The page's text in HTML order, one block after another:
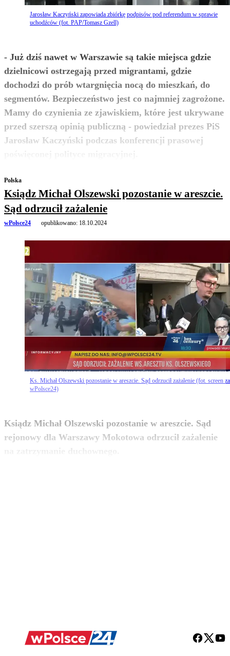
Jarosław Kaczyński zapowiada zbiórkę podpisów pod referendum w sprawie
uchodźców (fot. PAP/Tomasz Gzell)
- Już dziś nawet w Warszawie są takie miejsca gdzie
dzielnicowi ostrzegają przed migrantami, gdzie
dochodzi do prób wtargnięcia nocą do mieszkań, do
segmentów. Bezpieczeństwo jest co najmniej zagrożone.
Mamy do czynienia ze zjawiskiem, które jest ukrywane
przed szerszą opinią publiczną - powiedział prezes PiS
Jarosław Kaczyński podczas konferencji prasowej
zobacz więcej
Polska
Ksiądz Michał Olszewski pozostanie w areszcie.
Sąd odrzucił zażalenie
wPolsce24 opublikowano: 18.10.2024
Ks. Michał Olszewski pozostanie w areszcie. Sąd odrzucił zażalenie (fot. screen za
wPolsce24)
Ksiądz Michał Olszewski pozostanie w areszcie. Sąd
rejonowy dla Warszawy Mokotowa odrzucił zażalenie
zobacz więcej